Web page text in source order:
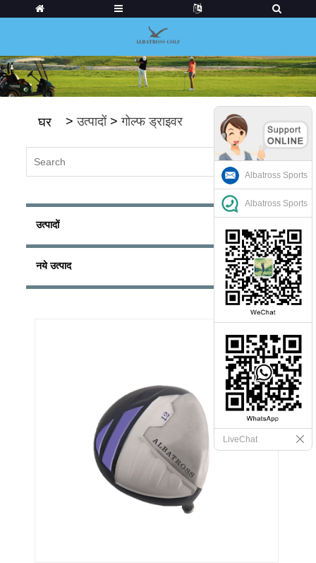
घर > उत्पादों>गोल्फ ड्राइवर
उत्पादों
नये उत्पाद
Albatross Sports
Albatross Sports
LiveChat